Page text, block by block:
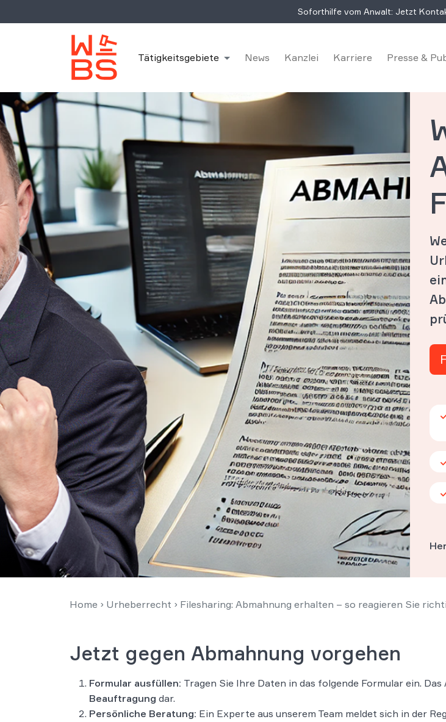
Soforthilfe vom Anwalt: Jetzt
Tätigkeitsgebiete News Kanzlei Karriere Presse &
Home › Urheberrecht › Filesharing: Abmahnung erhalten – so reagieren Sie
Jetzt gegen Abmahnung vorgehen
Formular ausfüllen: Tragen Sie Ihre Daten in das folgende Formular ein. Das
Beauftragung dar.
Persönliche Beratung: Ein Experte aus unserem Team meldet sich in der